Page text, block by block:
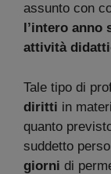
assunto con
l’intero anno
attività
Tale tipo di
diritti in
quanto
suddetto
giorni di